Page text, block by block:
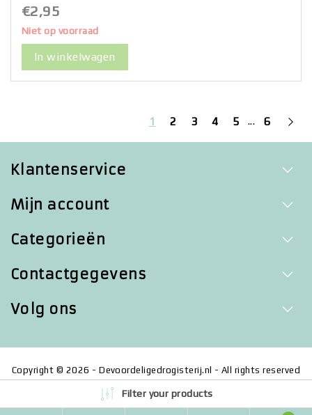
€2,95
Niet op voorraad
In winkelwagen
1 2 3 4 5 ... 6
Klantenservice
Mijn account
Categorieën
Contactgegevens
Volg ons
Copyright © 2026 - Devoordeligedrogisterij.nl - All rights reserved
- RealizationInStijl Media
Filter your products